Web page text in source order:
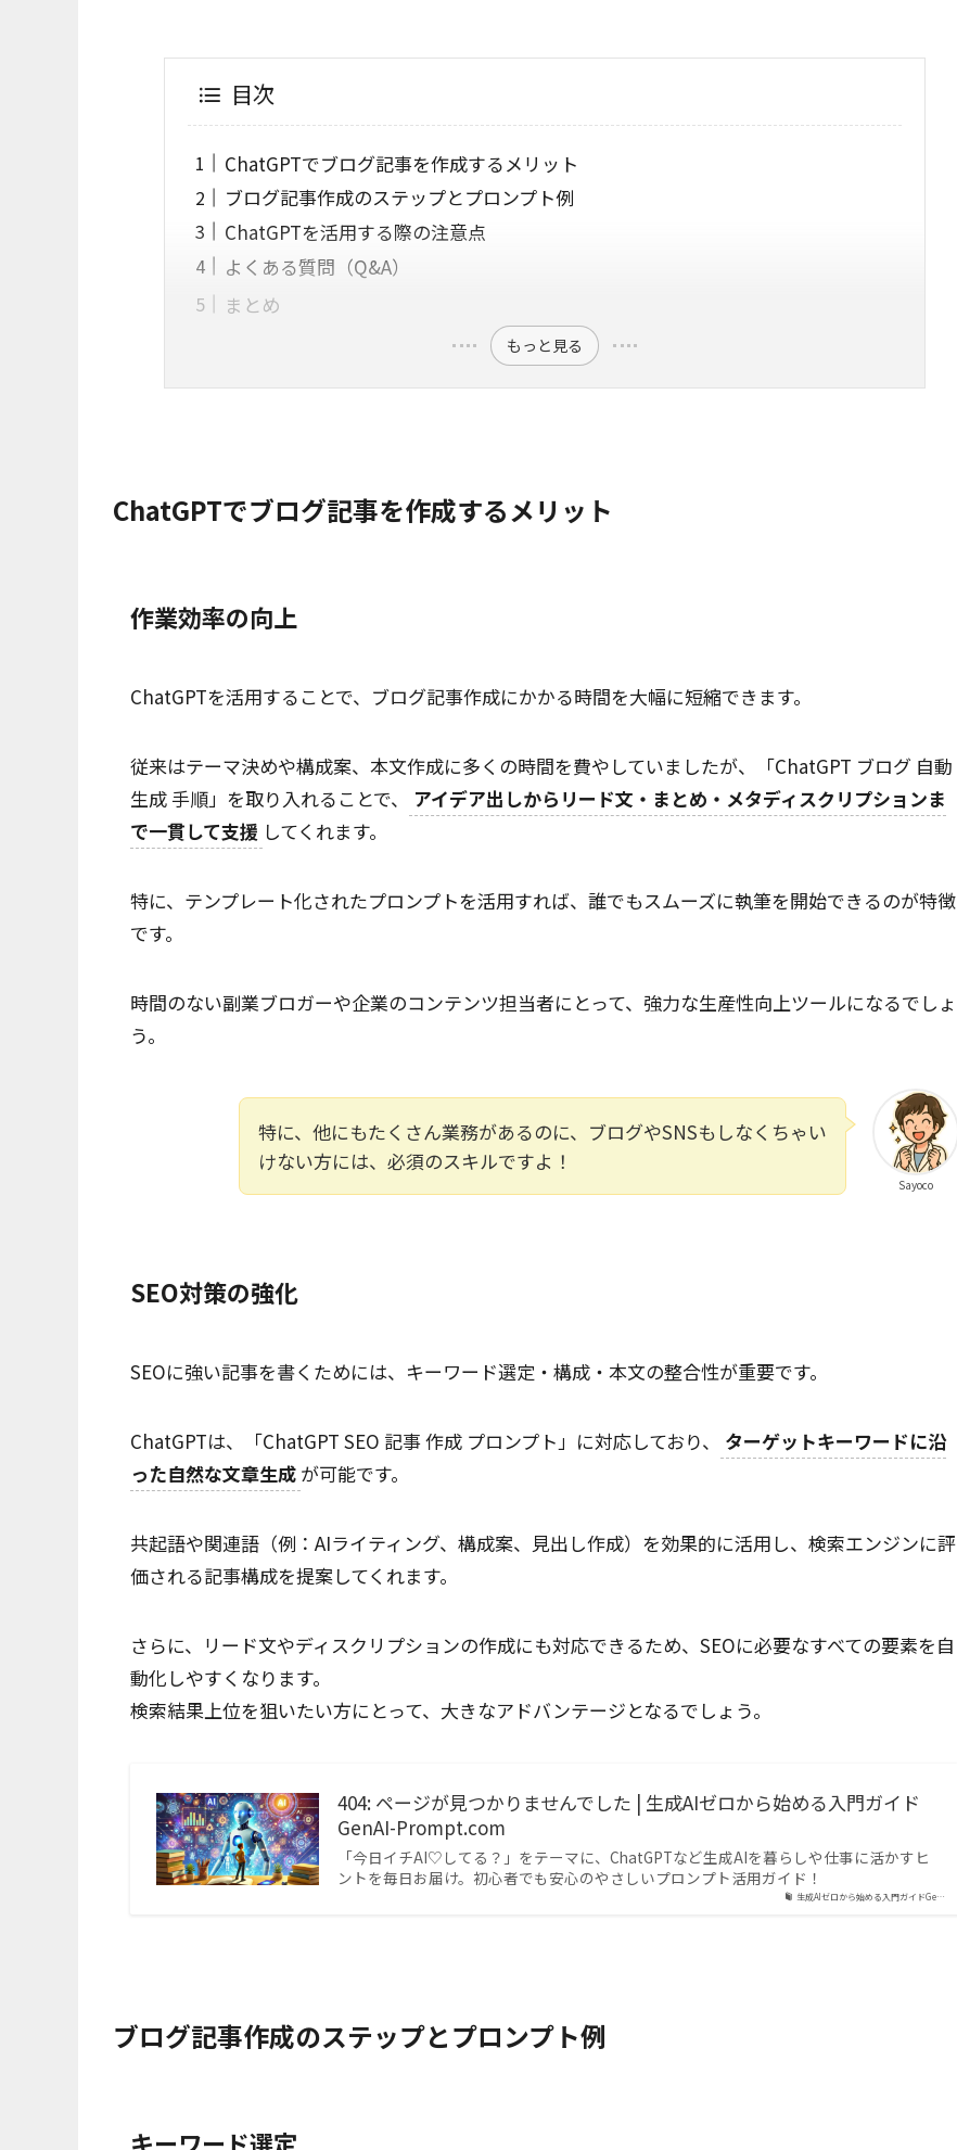
目次
ChatGPTでブログ記事を作成するメリット
ブログ記事作成のステップとプロンプト例
ChatGPTを活用する際の注意点
よくある質問（Q&A）
まとめ
もっと見る
ChatGPTでブログ記事を作成するメリット
作業効率の向上
ChatGPTを活用することで、ブログ記事作成にかかる時間を大幅に短縮できます。
従来はテーマ決めや構成案、本文作成に多くの時間を費やしていましたが、「ChatGPT ブログ 自動
生成 手順」を取り入れることで、
アイデア出しからリード文・まとめ・メタディスクリプションま
で一貫して支援 してくれます。
特に、テンプレート化されたプロンプトを活用すれば、誰でもスムーズに執筆を開始できるのが特徴
です。
時間のない副業ブロガーや企業のコンテンツ担当者にとって、強力な生産性向上ツールになるでしょ
う。
Sayoco
特に、他にもたくさん業務があるのに、ブログやSNSもしなくちゃい
けない方には、必須のスキルですよ！
SEO対策の強化
SEOに強い記事を書くためには、キーワード選定・構成・本文の整合性が重要です。
ChatGPTは、「ChatGPT SEO 記事 作成 プロンプト」に対応しており、
ターゲットキーワードに沿
った自然な文章生成 が可能です。
共起語や関連語（例：AIライティング、構成案、見出し作成）を効果的に活用し、検索エンジンに評
価される記事構成を提案してくれます。
さらに、リード文やディスクリプションの作成にも対応できるため、SEOに必要なすべての要素を自
動化しやすくなります。
検索結果上位を狙いたい方にとって、大きなアドバンテージとなるでしょう。
生成AIゼロから始める入門ガイドGe…
404: ページが見つかりませんでした | 生成AIゼロから始める入門ガイド
GenAI-Prompt.com
「今日イチAI♡してる？」をテーマに、ChatGPTなど生成AIを暮らしや仕事に活かすヒ
ントを毎日お届け。初心者でも安心のやさしいプロンプト活用ガイド！
ブログ記事作成のステップとプロンプト例
キーワード選定